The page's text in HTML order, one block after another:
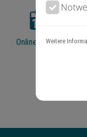
Weitere
Online-Termin